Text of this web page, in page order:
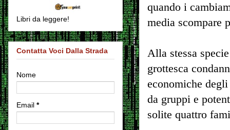
quando i
media scompare
Alla stessa
grottesca
economiche
da gruppi e
solite quattro
Libri da leggere!
Contatta Voci Dalla Strada
Nome
Email *